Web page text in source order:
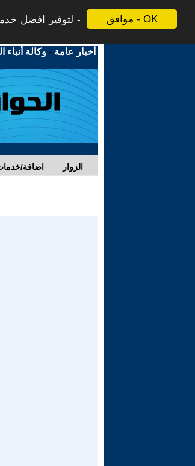
موافق - OK
لتوفير افضل
أخبار عامة -وكالة أنباء
اضافة/ الزوار